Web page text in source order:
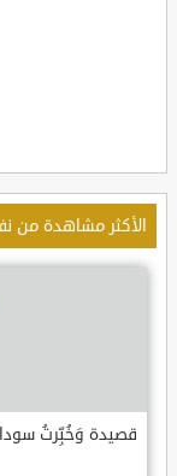
الأكثر مشاهدة من
قصيدة وَخُبِّرتُ